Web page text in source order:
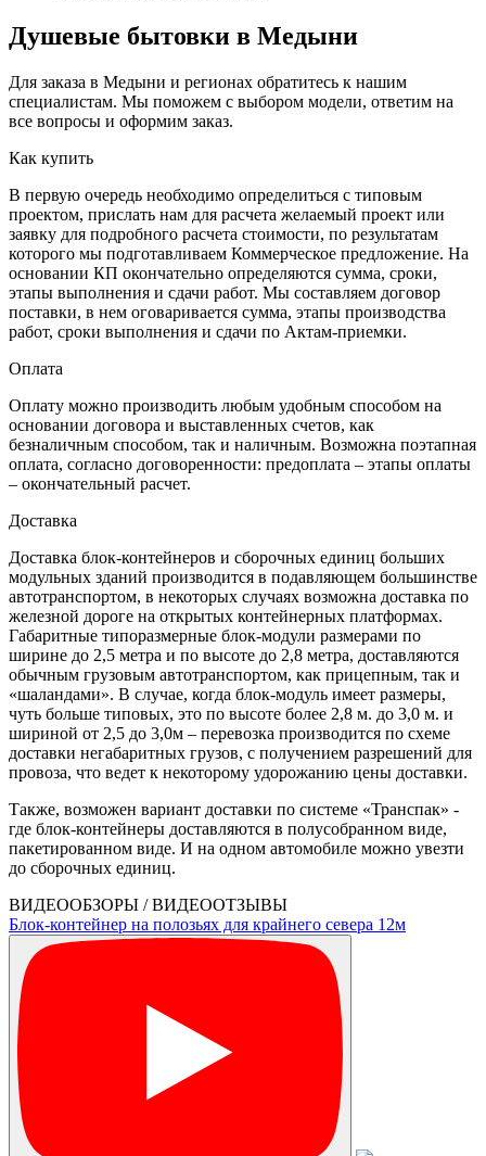
Душевые бытовки в Медыни
Для заказа в Медыни и регионах обратитесь к нашим
специалистам. Мы поможем с выбором модели, ответим на
все вопросы и оформим заказ.
Как купить
В первую очередь необходимо определиться с типовым
проектом, прислать нам для расчета желаемый проект или
заявку для подробного расчета стоимости, по результатам
которого мы подготавливаем Коммерческое предложение. На
основании КП окончательно определяются сумма, сроки,
этапы выполнения и сдачи работ. Мы составляем договор
поставки, в нем оговаривается сумма, этапы производства
работ, сроки выполнения и сдачи по Актам-приемки.
Оплата
Оплату можно производить любым удобным способом на
основании договора и выставленных счетов, как
безналичным способом, так и наличным. Возможна поэтапная
оплата, согласно договоренности: предоплата – этапы оплаты
– окончательный расчет.
Доставка
Доставка блок-контейнеров и сборочных единиц больших
модульных зданий производится в подавляющем большинстве
автотранспортом, в некоторых случаях возможна доставка по
железной дороге на открытых контейнерных платформах.
Габаритные типоразмерные блок-модули размерами по
ширине до 2,5 метра и по высоте до 2,8 метра, доставляются
обычным грузовым автотранспортом, как прицепным, так и
«шаландами». В случае, когда блок-модуль имеет размеры,
чуть больше типовых, это по высоте более 2,8 м. до 3,0 м. и
шириной от 2,5 до 3,0м – перевозка производится по схеме
доставки негабаритных грузов, с получением разрешений для
провоза, что ведет к некоторому удорожанию цены доставки.
Также, возможен вариант доставки по системе «Транспак» -
где блок-контейнеры доставляются в полусобранном виде,
пакетированном виде. И на одном автомобиле можно увезти
до сборочных единиц.
ВИДЕООБЗОРЫ / ВИДЕООТЗЫВЫ
Блок-контейнер на полозьях для крайнего севера 12м